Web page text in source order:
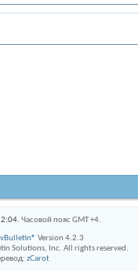
. Часовой пояс GMT +4.
vBulletin® Version 4.2.3
Solutions, Inc. All rights reserved.
zCarot